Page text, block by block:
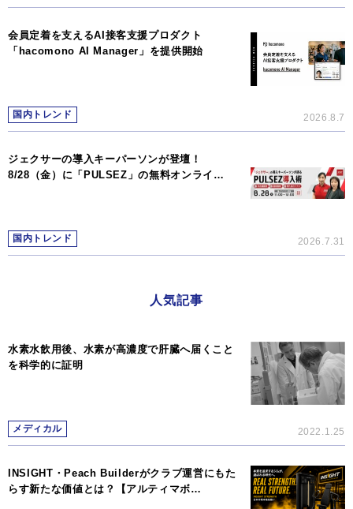
会員定着を支えるAI接客支援プロダクト
「hacomono AI Manager」を提供開始
国内トレンド 2026.8.7
ジェクサーの導入キーパーソンが登壇！
8/28（金）に「PULSEZ」の無料オンライ…
国内トレンド 2026.7.31
人気記事
水素水飲用後、水素が高濃度で肝臓へ届くこと
を科学的に証明
メディカル 2022.1.25
INSIGHT・Peach Builderがクラブ運営にもた
らす新たな価値とは？【アルティマボ…